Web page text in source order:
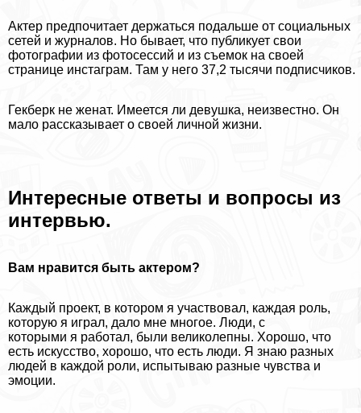
Актер предпочитает держаться подальше от социальных
сетей и журналов. Но бывает, что публикует свои
фотографии из фотосессий и из съемок на своей
странице инстаграм. Там у него 37,2 тысячи подписчиков.
Гекберк не женат. Имеется ли дeвyшка, неизвестно. Он
мало рассказывает о своей личной жизни.
Интересные ответы и вопросы из
интервью.
Вам нравится быть актером?
Каждый проект, в котором я участвовал, каждая роль,
которую я играл, дало мне многое. Люди, с
которыми я работал, были великолепны. Хорошо, что
есть искусство, хорошо, что есть люди. Я знаю разных
людей в каждой роли, испытываю разные чувства и
эмоции.